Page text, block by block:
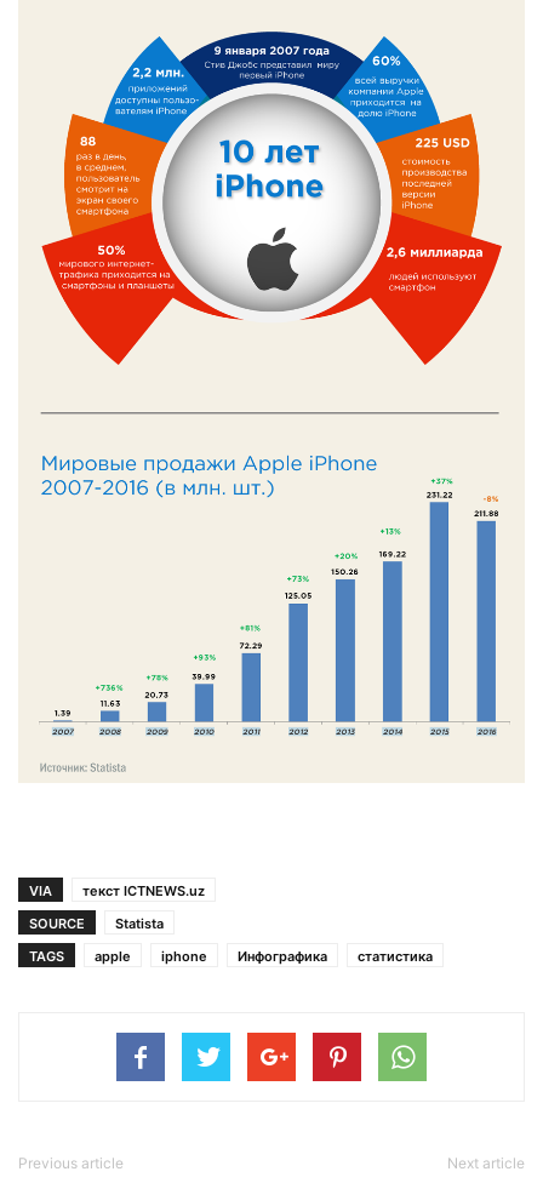
VIA
текст ICTNEWS.uz
SOURCE
Statista
TAGS
apple iphone Инфографика статистика
Previous article Next article